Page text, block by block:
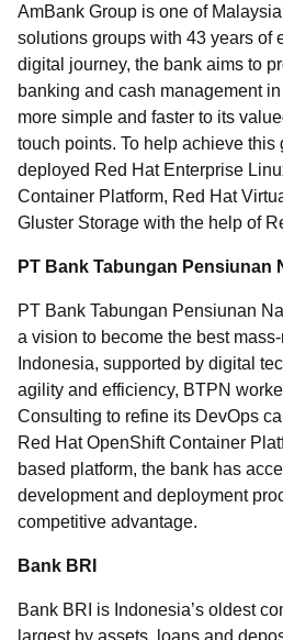
AmBank Group is one of
solutions groups with 43 years of
digital journey, the bank aims to
banking and cash management
more simple and faster to its
touch points. To help achieve this
deployed Red Hat Enterprise
Container Platform, Red Hat
Gluster Storage with the help of
PT Bank Tabungan Pensiunan
PT Bank Tabungan Pensiunan
a vision to become the best
Indonesia, supported by digital
agility and efficiency, BTPN
Consulting to refine its DevOps
Red Hat OpenShift Container
based platform, the bank has
development and deployment
competitive advantage.
Bank BRI
Bank BRI is Indonesia’s oldest
largest by assets, loans and